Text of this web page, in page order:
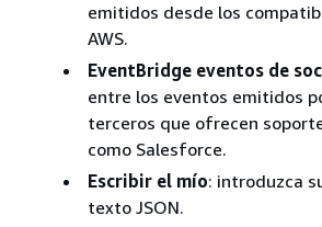
emitidos desde los
AWS.
EventBridge eventos de
entre los eventos emitidos
terceros que ofrecen
como Salesforce.
Escribir el mío: introduzca
texto JSON.